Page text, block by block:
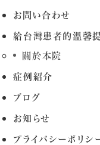
お問い合わせ
給台灣患者的溫馨
關於本院
症例紹介
ブログ
お知らせ
プライバシーポリシ